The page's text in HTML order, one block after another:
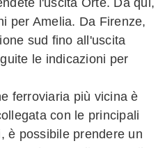
l'uscita Orte. Da qui,
per Amelia. Da Firenze,
sud fino all'uscita
le indicazioni per
ferroviaria più vicina è
con le principali
è possibile prendere un